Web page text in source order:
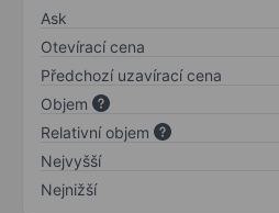
Ask
Otevírací cena
Předchozí uzavírací cena
Objem
Relativní objem
Nejvyšší
Nejnižší